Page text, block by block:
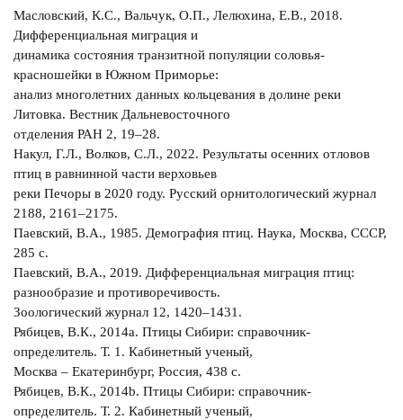
Масловский, К.С., Вальчук, О.П., Лелюхина, Е.В., 2018.
Дифференциальная миграция и
динамика состояния транзитной популяции соловья-
красношейки в Южном Приморье:
анализ многолетних данных кольцевания в долине реки
Литовка. Вестник Дальневосточного
отделения РАН 2, 19–28.
Накул, Г.Л., Волков, С.Л., 2022. Результаты осенних отловов
птиц в равнинной части верховьев
реки Печоры в 2020 году. Русский орнитологический журнал
2188, 2161–2175.
Паевский, В.А., 1985. Демография птиц. Наука, Москва, СССР,
285 с.
Паевский, В.А., 2019. Дифференциальная миграция птиц:
разнообразие и противоречивость.
Зоологический журнал 12, 1420–1431.
Рябицев, В.К., 2014a. Птицы Сибири: справочник-
определитель. Т. 1. Кабинетный ученый,
Москва – Екатеринбург, Россия, 438 с.
Рябицев, В.К., 2014b. Птицы Сибири: справочник-
определитель. Т. 2. Кабинетный ученый,